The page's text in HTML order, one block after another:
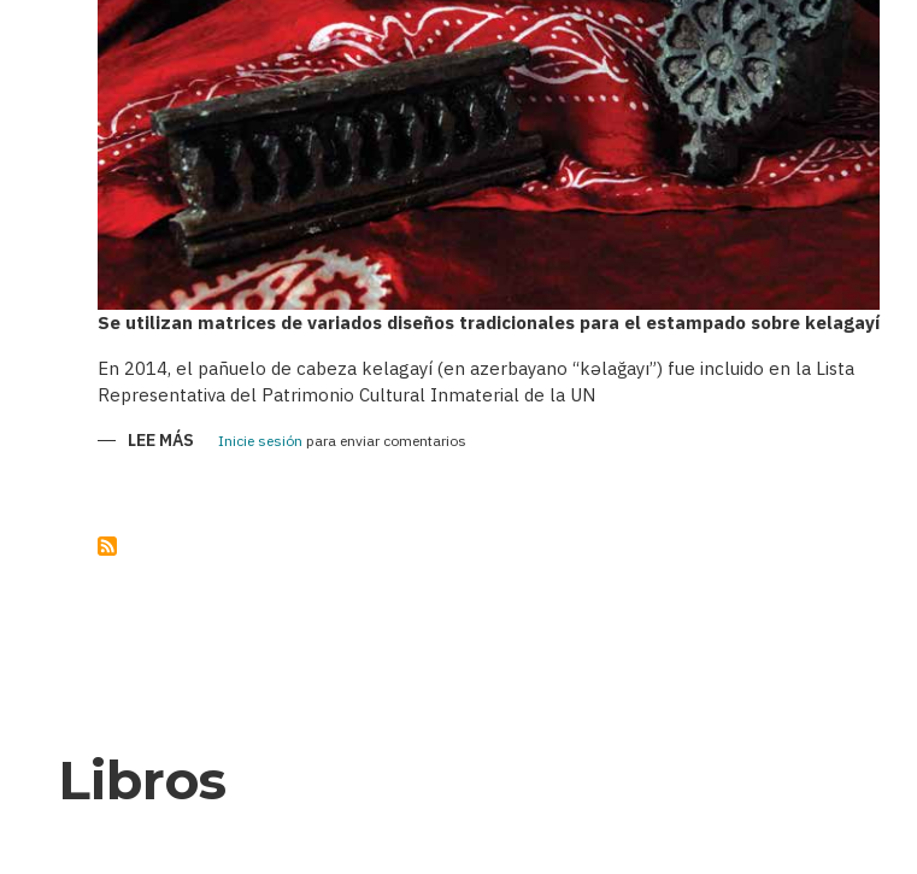
Se utilizan matrices de variados diseños tradicionales para el estampado sobre kelagayí
En 2014, el pañuelo de cabeza kelagayí (en azerbayano “kəlağayı”) fue incluido en la Lista
Representativa del Patrimonio Cultural Inmaterial de la UN
LEE MÁS SOBRE
Inicie sesión para enviar comentarios
Libros